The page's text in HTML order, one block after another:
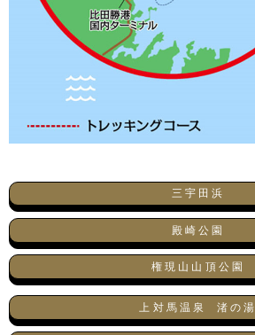
三宇田浜
殿崎公園
権現山山頂公園
上対馬温泉 渚の湯